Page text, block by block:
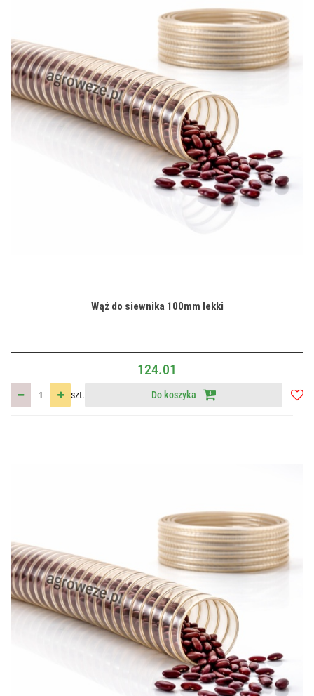
Wąż do siewnika 100mm lekki
124.01
szt. Do koszyka